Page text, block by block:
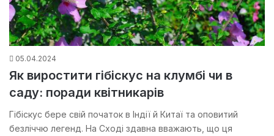
05.04.2024
Як виростити гібіскус на клумбі чи в
саду: поради квітникарів
Гібіскус бере свій початок в Індії й Китаї та оповитий
безліччю легенд. На Сході здавна вважають, що ця